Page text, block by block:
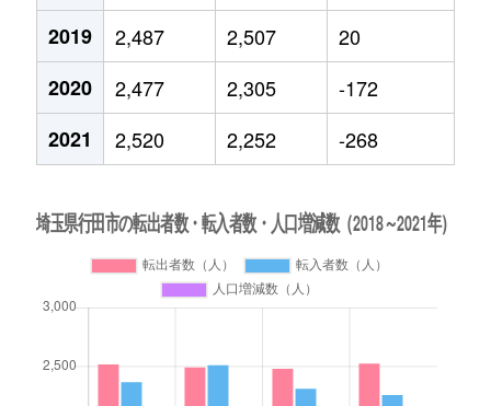
2019
2,487 2,507
20
2020
2,477 2,305
-172
2021
2,520 2,252 -268